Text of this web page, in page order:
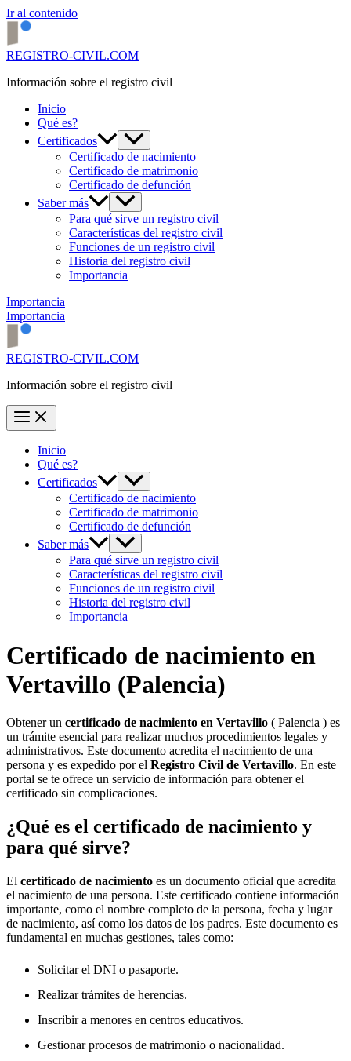
Ir al contenido
REGISTRO-CIVIL.COM
Información sobre el registro civil
Inicio
Qué es?
Certificados
Certificado de nacimiento
Certificado de matrimonio
Certificado de defunción
Saber más
Para qué sirve un registro civil
Características del registro civil
Funciones de un registro civil
Historia del registro civil
Importancia
Importancia
Importancia
REGISTRO-CIVIL.COM
Información sobre el registro civil
Inicio
Qué es?
Certificados
Certificado de nacimiento
Certificado de matrimonio
Certificado de defunción
Saber más
Para qué sirve un registro civil
Características del registro civil
Funciones de un registro civil
Historia del registro civil
Importancia
Certificado de nacimiento en
Vertavillo (Palencia)
Obtener un certificado de nacimiento en Vertavillo ( Palencia ) es
un trámite esencial para realizar muchos procedimientos legales y
administrativos. Este documento acredita el nacimiento de una
persona y es expedido por el Registro Civil de Vertavillo. En este
portal se te ofrece un servicio de información para obtener el
certificado sin complicaciones.
¿Qué es el certificado de nacimiento y
para qué sirve?
El certificado de nacimiento es un documento oficial que acredita
el nacimiento de una persona. Este certificado contiene información
importante, como el nombre completo de la persona, fecha y lugar
de nacimiento, así como los datos de los padres. Este documento es
fundamental en muchas gestiones, tales como:
Solicitar el DNI o pasaporte.
Realizar trámites de herencias.
Inscribir a menores en centros educativos.
Gestionar procesos de matrimonio o nacionalidad.